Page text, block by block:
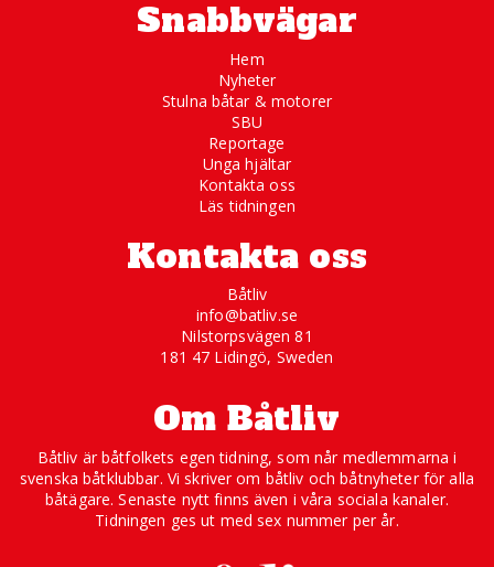
Snabbvägar
Hem
Nyheter
Stulna båtar & motorer
SBU
Reportage
Unga hjältar
Kontakta oss
Läs tidningen
Kontakta oss
Båtliv
info@batliv.se
Nilstorpsvägen 81
181 47 Lidingö, Sweden
Om Båtliv
Båtliv är båtfolkets egen tidning, som når medlemmarna i
svenska båtklubbar. Vi skriver om båtliv och båtnyheter för alla
båtägare. Senaste nytt finns även i våra sociala kanaler.
Tidningen ges ut med sex nummer per år.